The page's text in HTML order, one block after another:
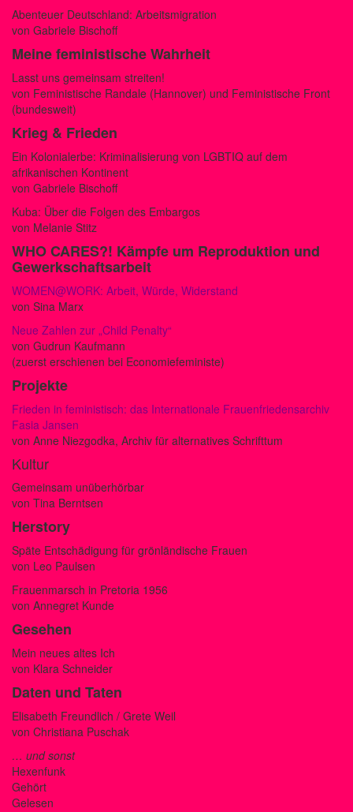
Abenteuer Deutschland: Arbeitsmigration
von Gabriele Bischoff
Meine feministische Wahrheit
Lasst uns gemeinsam streiten!
von Feministische Randale (Hannover) und Feministische Front
(bundesweit)
Krieg & Frieden
Ein Kolonialerbe: Kriminalisierung von LGBTIQ auf dem
afrikanischen Kontinent
von Gabriele Bischoff
Kuba: Über die Folgen des Embargos
von Melanie Stitz
WHO CARES?! Kämpfe um Reproduktion und
Gewerkschaftsarbeit
WOMEN@WORK: Arbeit, Würde, Widerstand
von Sina Marx
Neue Zahlen zur „Child Penalty“
von Gudrun Kaufmann
(zuerst erschienen bei Economiefeministe)
Projekte
Frieden in feministisch: das Internationale Frauenfriedensarchiv
Fasia Jansen
von Anne Niezgodka, Archiv für alternatives Schrifttum
Kultur
Gemeinsam unüberhörbar
von Tina Berntsen
Herstory
Späte Entschädigung für grönländische Frauen
von Leo Paulsen
Frauenmarsch in Pretoria 1956
von Annegret Kunde
Gesehen
Mein neues altes Ich
von Klara Schneider
Daten und Taten
Elisabeth Freundlich / Grete Weil
von Christiana Puschak
… und sonst
Hexenfunk
Gehört
Gelesen